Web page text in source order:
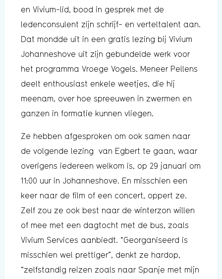
en Vivium-lid, bood in gesprek met de
ledenconsulent zijn schrijf- en verteltalent aan.
Dat mondde uit in een gratis lezing bij Vivium
Johanneshove uit zijn gebundelde werk voor
het programma Vroege Vogels. Meneer Pellens
deelt enthousiast enkele weetjes, die hij
meenam, over hoe spreeuwen in zwermen en
ganzen in formatie kunnen vliegen.
Ze hebben afgesproken om ook samen naar
de volgende lezing van Egbert te gaan, waar
overigens iedereen welkom is, op 29 januari om
11:00 uur in Johanneshove. En misschien een
keer naar de film of een concert, oppert ze.
Zelf zou ze ook best naar de winterzon willen
of mee met een dagtocht met de bus, zoals
Vivium Services aanbiedt. “Georganiseerd is
misschien wel prettiger”, denkt ze hardop,
“zelfstandig reizen zoals naar Spanje met mijn